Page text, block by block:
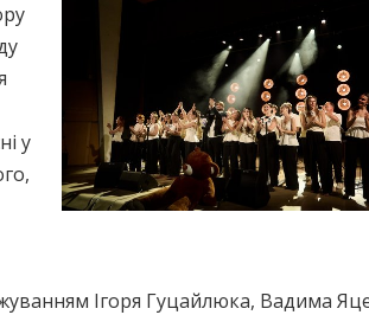
у
Ігоря Гуцайлюка, Вадима